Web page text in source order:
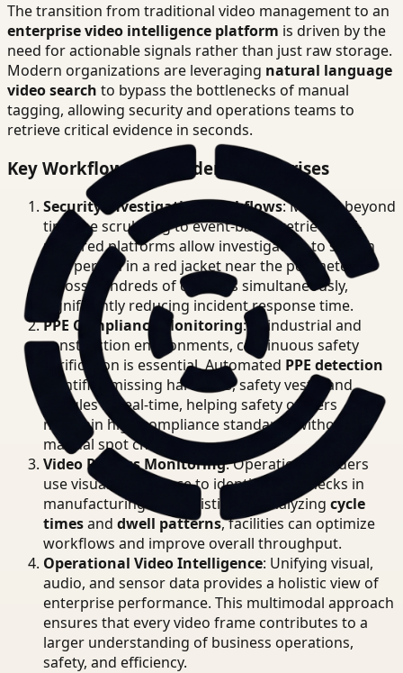
The transition from traditional video management to an
enterprise video intelligence platform is driven by the
need for actionable signals rather than just raw storage.
Modern organizations are leveraging natural language
video search to bypass the bottlenecks of manual
tagging, allowing security and operations teams to
retrieve critical evidence in seconds.
Key Workflows for Modern Enterprises
Security Investigation Workflows: Moving beyond
timeline scrubbing to event-based retrieval. AI-
powered platforms allow investigators to search
for "person in a red jacket near the perimeter"
across hundreds of cameras simultaneously,
significantly reducing incident response time.
PPE Compliance Monitoring: In industrial and
construction environments, continuous safety
verification is essential. Automated PPE detection
identifies missing hard hats, safety vests, and
goggles in real-time, helping safety officers
maintain high compliance standards without
manual spot checks.
Video Process Monitoring: Operational leaders
use visual intelligence to identify bottlenecks in
manufacturing and logistics. By analyzing cycle
timesand dwell patterns, facilities can optimize
workflows and improve overall throughput.
Operational Video Intelligence: Unifying visual,
audio, and sensor data provides a holistic view of
enterprise performance. This multimodal approach
ensures that every video frame contributes to a
larger understanding of business operations,
safety, and efficiency.